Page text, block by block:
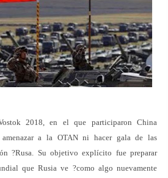
2018, en el que participaron China
a la OTAN ni hacer gala de las
?Rusa. Su objetivo explícito fue preparar
que Rusia ve ?como algo nuevamente